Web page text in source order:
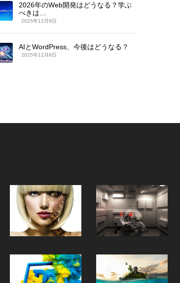
2026年のWeb開発はどうなる？学ぶ
べきは…
2025年12月9日
AIとWordPress、今後はどうなる？
2025年12月8日